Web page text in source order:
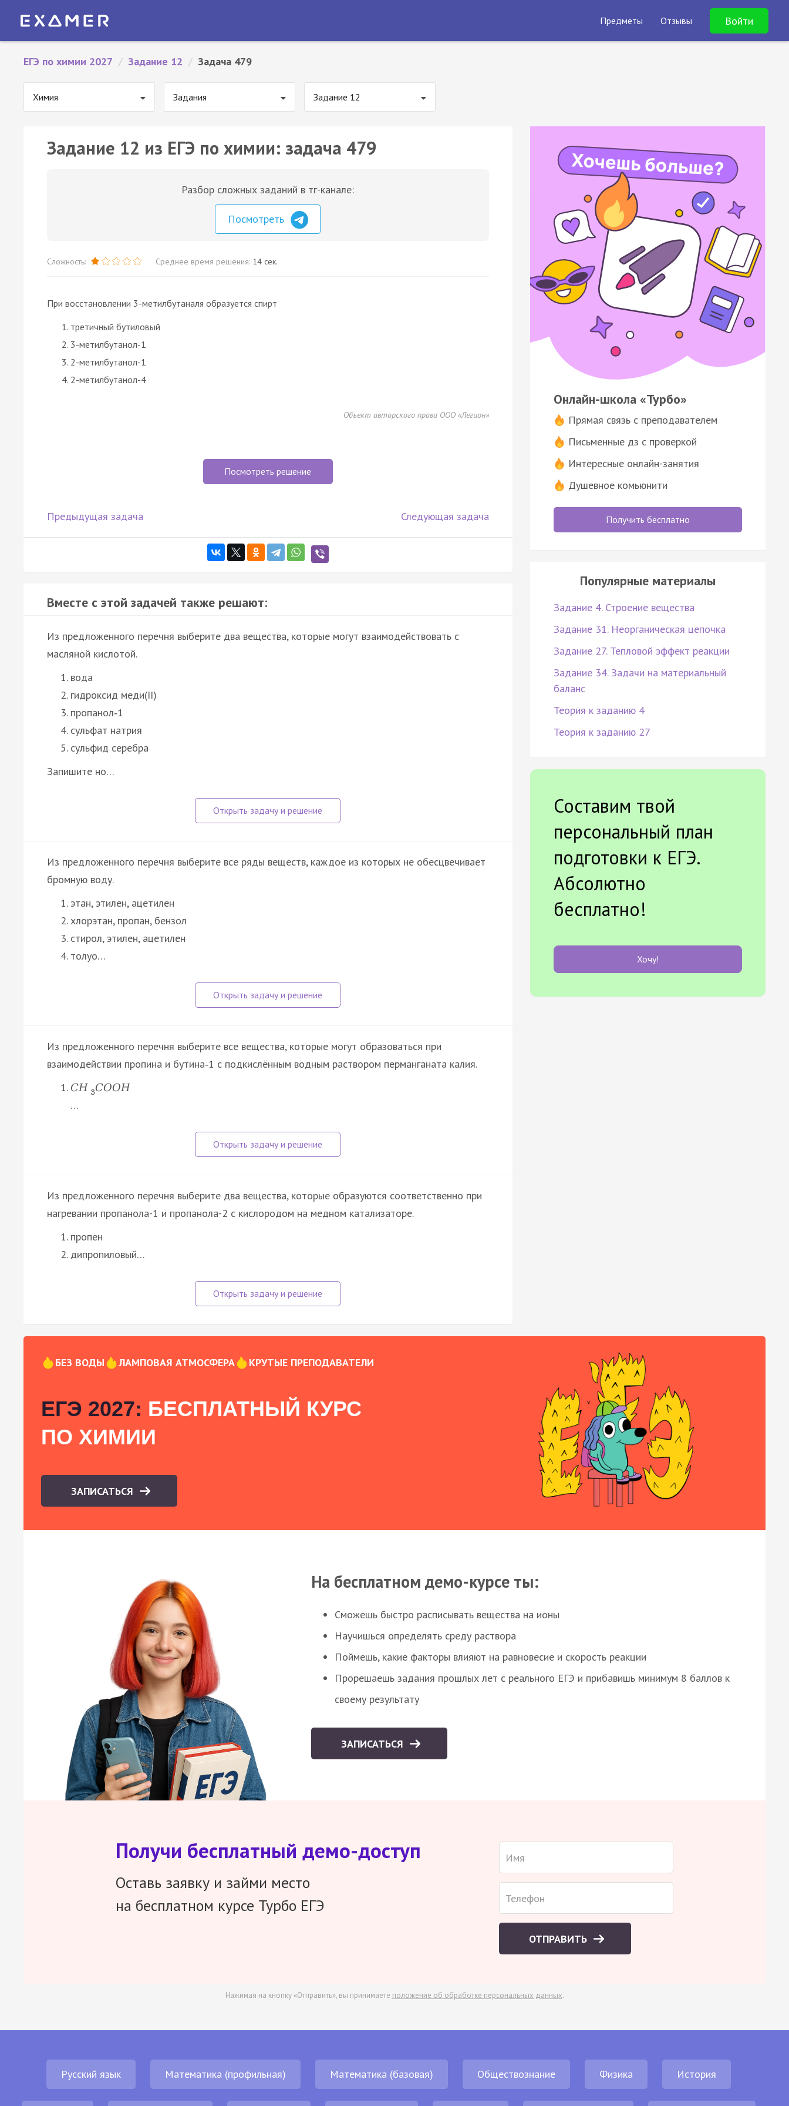
Предметы Отзывы Войти
ЕГЭ по химии 2027 / Задание 12 / Задача 479
Химия Задания Задание 12
Задание 12 из ЕГЭ по химии: задача 479
Разбор сложных заданий в тг-канале:
Посмотреть
Сложность: Среднее время решения: 14 сек.
При восстановлении 3-метилбутаналя образуется спирт
третичный бутиловый
3-метилбутанол-1
2-метилбутанол-1
2-метилбутанол-4
Объект авторского права ООО «Легион»
Посмотреть решение
Предыдущая задача Следующая задача
Вместе с этой задачей также решают:
Из предложенного перечня выберите два вещества, которые могут взаимодействовать с
масляной кислотой.
вода
гидроксид меди(II)
пропанол‑1
сульфат натрия
сульфид серебра
Запишите но…
Из предложенного перечня выберите все ряды веществ, каждое из которых не обесцвечивает
бромную воду.
этан, этилен, ацетилен
хлорэтан, пропан, бензол
стирол, этилен, ацетилен
толуо…
Из предложенного перечня выберите все вещества, которые могут образоваться при
взаимодействии пропина и бутина‑1 с подкислённым водным раствором перманганата калия.
CH 3COOH
…
Из предложенного перечня выберите два вещества, которые образуются соответственно при
нагревании пропанола-1 и пропанола-2 с кислородом на медном катализаторе.
пропен
дипропиловый…
Онлайн-школа «Турбо»
Прямая связь с преподавателем
Письменные дз с проверкой
Интересные онлайн-занятия
Душевное комьюнити
Получить бесплатно
Популярные материалы
Задание 4. Строение вещества
Задание 31. Неорганическая цепочка
Задание 27. Тепловой эффект реакции
Задание 34. Задачи на материальный
баланс
Теория к заданию 4
Теория к заданию 27
Составим твой
персональный план
подготовки к ЕГЭ.
Абсолютно
бесплатно!
Хочу!
БЕЗ ВОДЫ ЛАМПОВАЯ АТМОСФЕРА КРУТЫЕ ПРЕПОДАВАТЕЛИ
ЕГЭ 2027: БЕСПЛАТНЫЙ КУРС
ПО ХИМИИ
ЗАПИСАТЬСЯ
На бесплатном демо-курсе ты:
Сможешь быстро расписывать вещества на ионы
Научишься определять среду раствора
Поймешь, какие факторы влияют на равновесие и скорость реакции
Прорешаешь задания прошлых лет с реального ЕГЭ и прибавишь минимум 8 баллов к
своему результату
ЗАПИСАТЬСЯ
Получи бесплатный демо-доступ
Оставь заявку и займи место
на бесплатном курсе Турбо ЕГЭ
ОТПРАВИТЬ
Нажимая на кнопку «Отправить», вы принимаете положение об обработке персональных данных.
Русский язык Математика (профильная) Математика (базовая) Обществознание Физика История